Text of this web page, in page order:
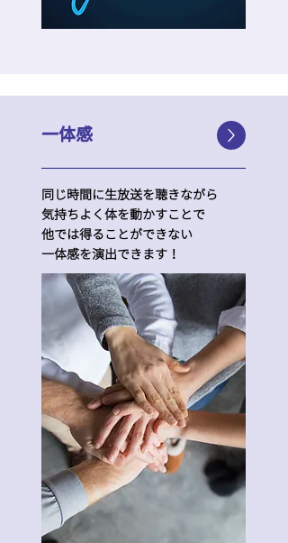
一体感
同じ時間に生放送を聴きながら
気持ちよく体を動かすことで
他では得ることができない
​一体感を演出できます！